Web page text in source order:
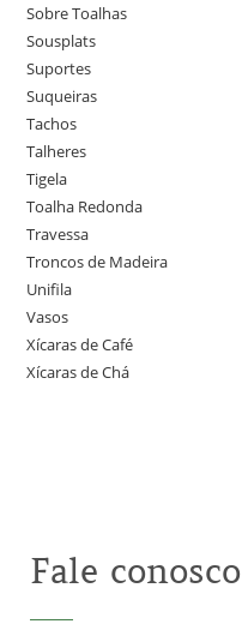
Sobre Toalhas
Sousplats
Suportes
Suqueiras
Tachos
Talheres
Tigela
Toalha Redonda
Travessa
Troncos de Madeira
Unifila
Vasos
Xícaras de Café
Xícaras de Chá
Fale conosco